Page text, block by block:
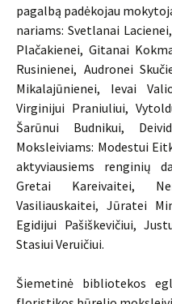
pagalbą padėkojau
nariams: Svetlanai
Plačakienei, Gitanai
Rusinienei, Audronei
Mikalajūnienei, Ievai
Virginijui Praniuliui,
Šarūnui Budnikui,
Moksleiviams: Modestui
aktyviausiems renginių
Gretai Kareivaitei,
Vasiliauskaitei, Jūratei
Egidijui Pašiškevičiui,
Stasiui Veruičiui.
Šiemetinė bibliotekos